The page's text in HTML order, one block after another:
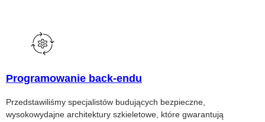
Programowanie back-endu
Przedstawiliśmy specjalistów budujących bezpieczne,
wysokowydajne architektury szkieletowe, które gwarantują